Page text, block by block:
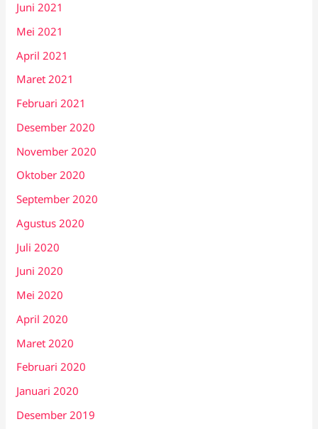
Juni 2021
Mei 2021
April 2021
Maret 2021
Februari 2021
Desember 2020
November 2020
Oktober 2020
September 2020
Agustus 2020
Juli 2020
Juni 2020
Mei 2020
April 2020
Maret 2020
Februari 2020
Januari 2020
Desember 2019